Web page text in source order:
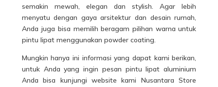
semakin mewah, elegan dan stylish. Agar lebih
menyatu dengan gaya arsitektur dan desain rumah,
Anda juga bisa memilih beragam pilihan warna untuk
pintu lipat menggunakan powder coating.
Mungkin hanya ini informasi yang dapat kami berikan,
untuk Anda yang ingin pesan pintu lipat aluminium
Anda bisa kunjungi website kami Nusantara Store